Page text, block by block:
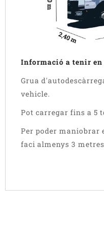
Informació a tenir en
Grua
vehicle.
Pot carregar fins a 5
Per poder maniobrar
faci almenys 3